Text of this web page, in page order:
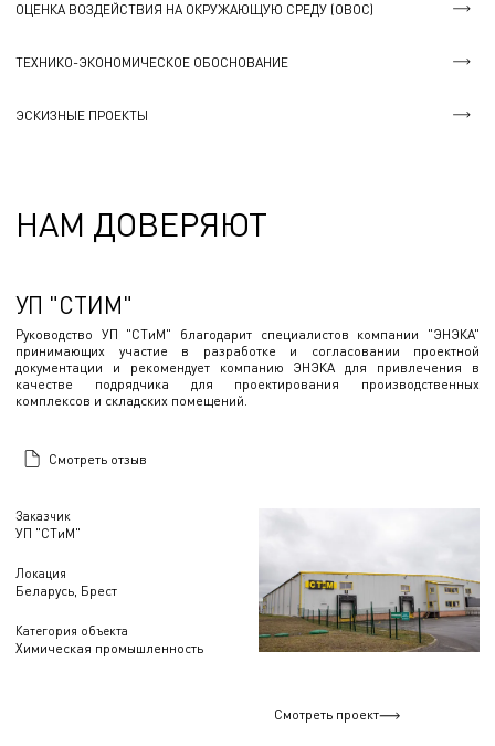
ОЦЕНКА ВОЗДЕЙСТВИЯ НА ОКРУЖАЮЩУЮ СРЕДУ (ОВОС)
ТЕХНИКО-ЭКОНОМИЧЕСКОЕ ОБОСНОВАНИЕ
ЭСКИЗНЫЕ ПРОЕКТЫ
НАМ ДОВЕРЯЮТ
Заказчик
УП "СТиМ"
Локация
Беларусь, Брест
Категория объекта
Химическая промышленность
УП "СТИМ"
Руководство УП "СТиМ" благодарит специалистов компании "ЭНЭКА"
принимающих участие в разработке и согласовании проектной
документации и рекомендует компанию ЭНЭКА для привлечения в
качестве подрядчика для проектирования производственных
комплексов и складских помещений.
Смотреть отзыв
Смотреть проект